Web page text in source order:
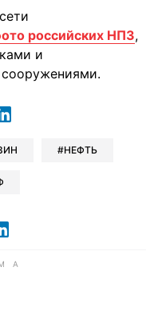
российских НПЗ,
и
Facebook
в Xв Viber
в Whatsapp
в Messenger
отправить в LinkedIn
НЕФТЬ
в X в Google news
в Viber
Читайте в LinkedIn